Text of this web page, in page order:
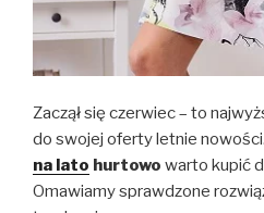
Zaczął się czerwiec – to
do swojej oferty letnie
na lato hurtowo warto kupić
Omawiamy sprawdzone